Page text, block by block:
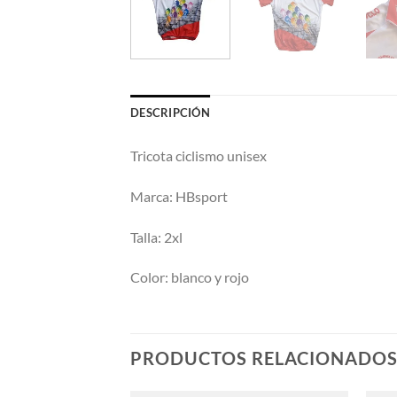
DESCRIPCIÓN
Tricota ciclismo unisex
Marca: HBsport
Talla: 2xl
Color: blanco y rojo
PRODUCTOS RELACIONADOS